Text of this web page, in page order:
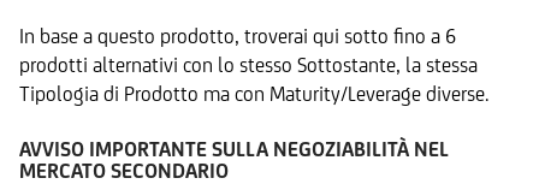
In base a questo prodotto, troverai qui sotto fino a 6
prodotti alternativi con lo stesso Sottostante, la stessa
Tipologia di Prodotto ma con Maturity/Leverage diverse.
AVVISO IMPORTANTE SULLA NEGOZIABILITÀ NEL
MERCATO SECONDARIO